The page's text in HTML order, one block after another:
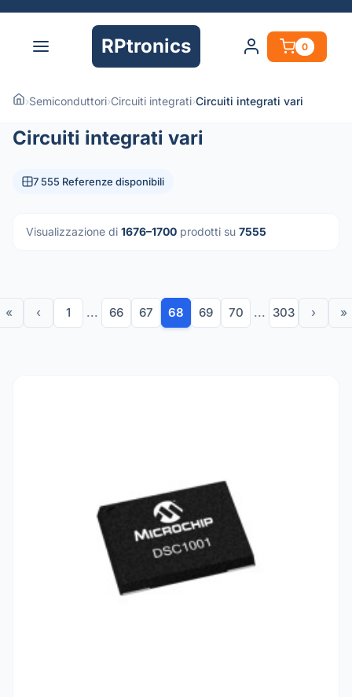
RPtronics 0
›Semiconduttori›Circuiti integrati›Circuiti integrati vari
Circuiti integrati vari
7 555 Referenze disponibili
Visualizzazione di 1676–1700 prodotti su 7555
« ‹ 1 ... 66 67 68 69 70 ... 303 › »